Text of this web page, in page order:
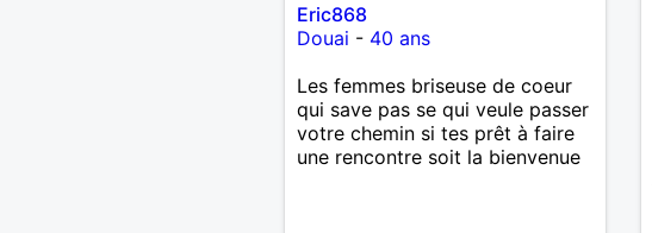
Eric868
Douai - 40 ans
Les femmes briseuse de coeur
qui save pas se qui veule passer
votre chemin si tes prêt à faire
une rencontre soit la bienvenue